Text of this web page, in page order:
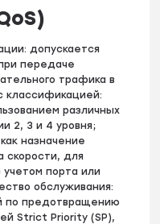
допускается
передаче
трафика в
классификацией:
различных
2, 3 и 4 уровня;
назначение
скорости, для
порта или
обслуживания:
по предотвращению
Strict Priority (SP),